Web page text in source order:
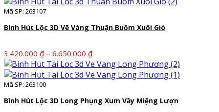
đến
11.880.000 ₫
Mã SP: 263107
Bình Hút Lộc 3D Vẽ Vàng Thuận Buồm Xuôi Gió
3.420.000 ₫ – 6.650.000 ₫Khoảng
giá:
từ
6.650.000 ₫
Mã SP: 263100
Bình Hút Lộc 3D Long Phụng Xum Vầy Miệng Lượn